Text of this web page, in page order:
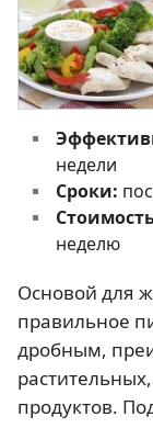
недели
Сроки:
неделю
Основой для
правильное
дробным,
продуктов.